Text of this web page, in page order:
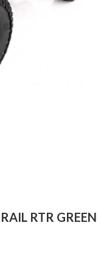
RTR GREEN